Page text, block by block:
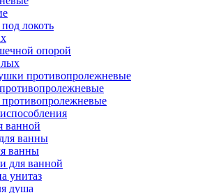
локоть
опорой
противопролежневые
ванной
ванны
ванны
для ванной
унитаз
душа